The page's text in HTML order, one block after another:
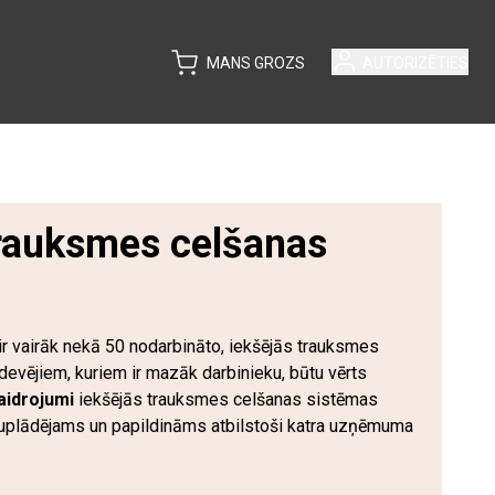
MANS GROZS
celšanas
vairāk nekā 50 nodarbināto, iekšējās trauksmes
kuriem ir mazāk darbinieku, būtu vērts
iekšējās trauksmes celšanas sistēmas
un papildināms atbilstoši katra uzņēmuma